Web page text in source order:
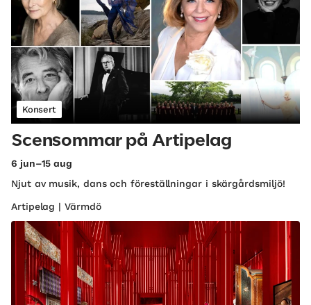
Konsert
Scensommar på Artipelag
6 jun–15 aug
Njut av musik, dans och föreställningar i skärgårdsmiljö!
Artipelag | Värmdö